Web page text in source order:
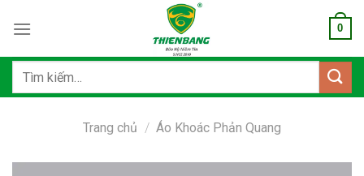
qua
dung
0
Tìm
Trang chủ / Áo Khoác Phản Quang